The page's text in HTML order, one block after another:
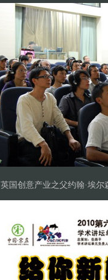
英国创意产业之父约翰·埃